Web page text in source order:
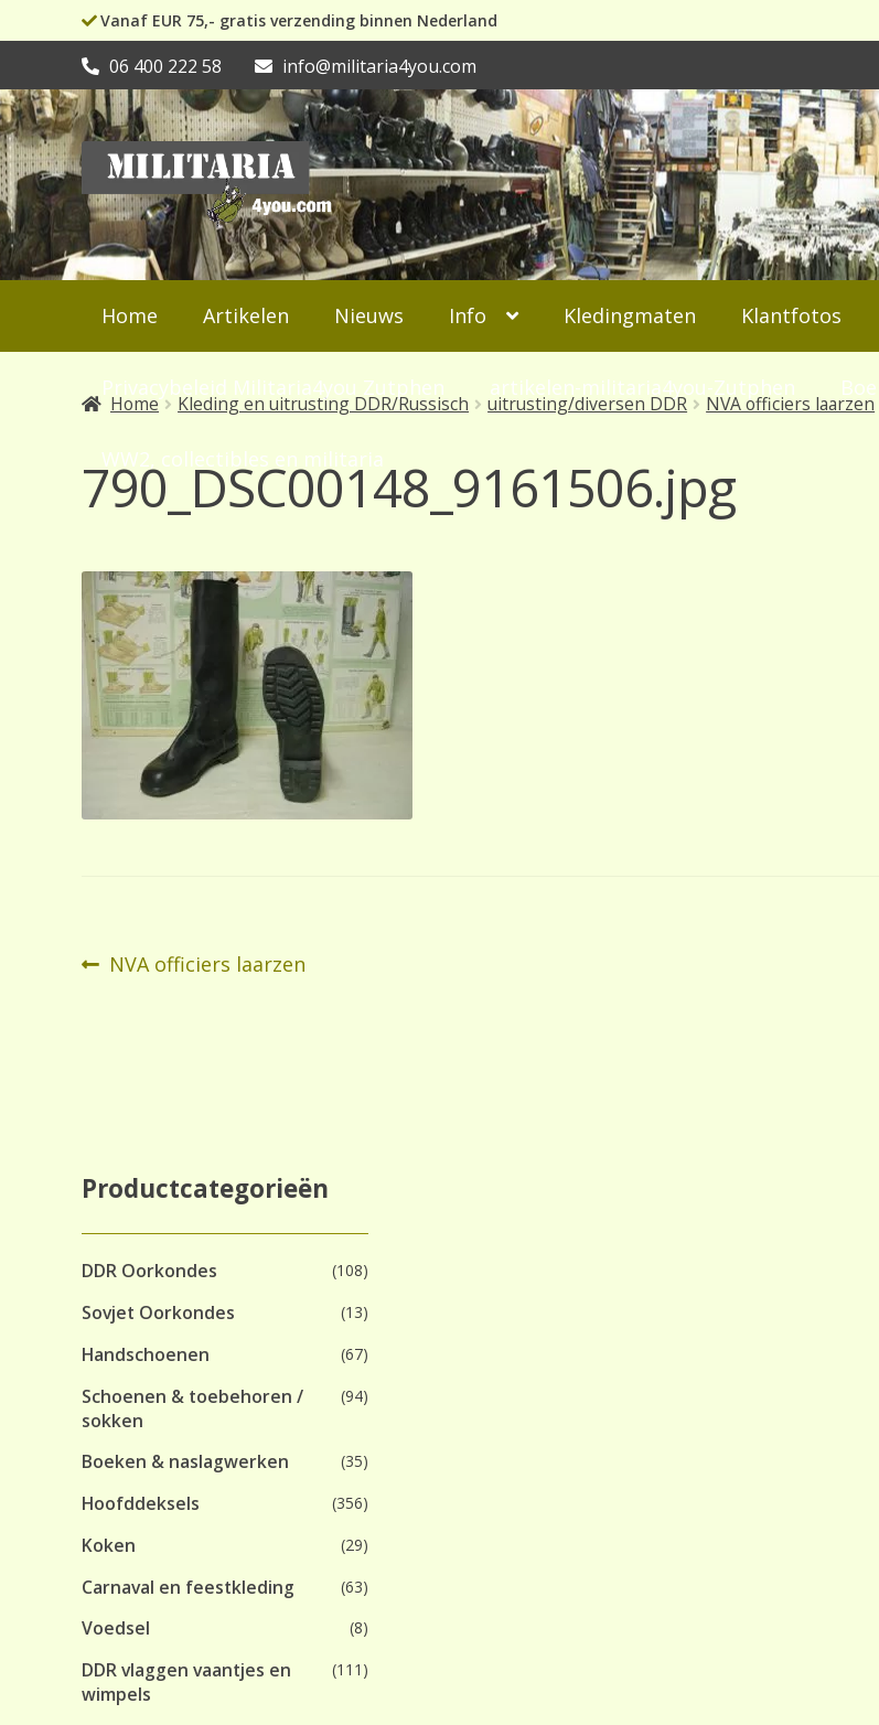
Vanaf EUR 75,- gratis verzending binnen Nederland
06 400 222 58 info@militaria4you.com
Ga
door
naar
navigatie
Ga
naar
de
inhoud
Home Artikelen Nieuws Info Kledingmaten Klantfotos
Privacybeleid Militaria4you Zutphen artikelen-militaria4you-Zutphen
WW2, collectibles en militaria
Home Kleding en uitrusting DDR/Russisch uitrusting/diversen DDR NVA officiers laarzen
790_DSC00148_9161506.jpg
Bericht
Vorig
NVA officiers laarzen
Productcategorieën
DDR Oorkondes (108)
Sovjet Oorkondes (13)
Handschoenen (67)
Schoenen & toebehoren /
sokken
(94)
Boeken & naslagwerken (35)
Hoofddeksels (356)
Koken (29)
Carnaval en feestkleding (63)
Voedsel (8)
DDR vlaggen vaantjes en
wimpels
(111)